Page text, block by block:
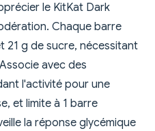
le KitKat Dark
Chaque barre
21 g de sucre, nécessitant
avec des
l'activité pour une
et limite à 1 barre
la réponse glycémique